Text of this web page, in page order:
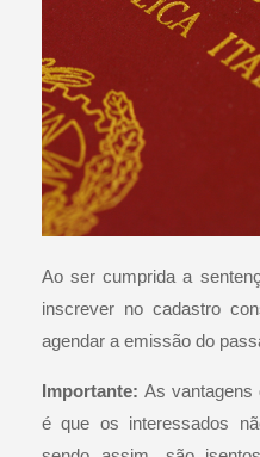
Ao ser cumprida a
inscrever no cadastro
agendar a emissão do
Importante: As vantagens
é que os interessados